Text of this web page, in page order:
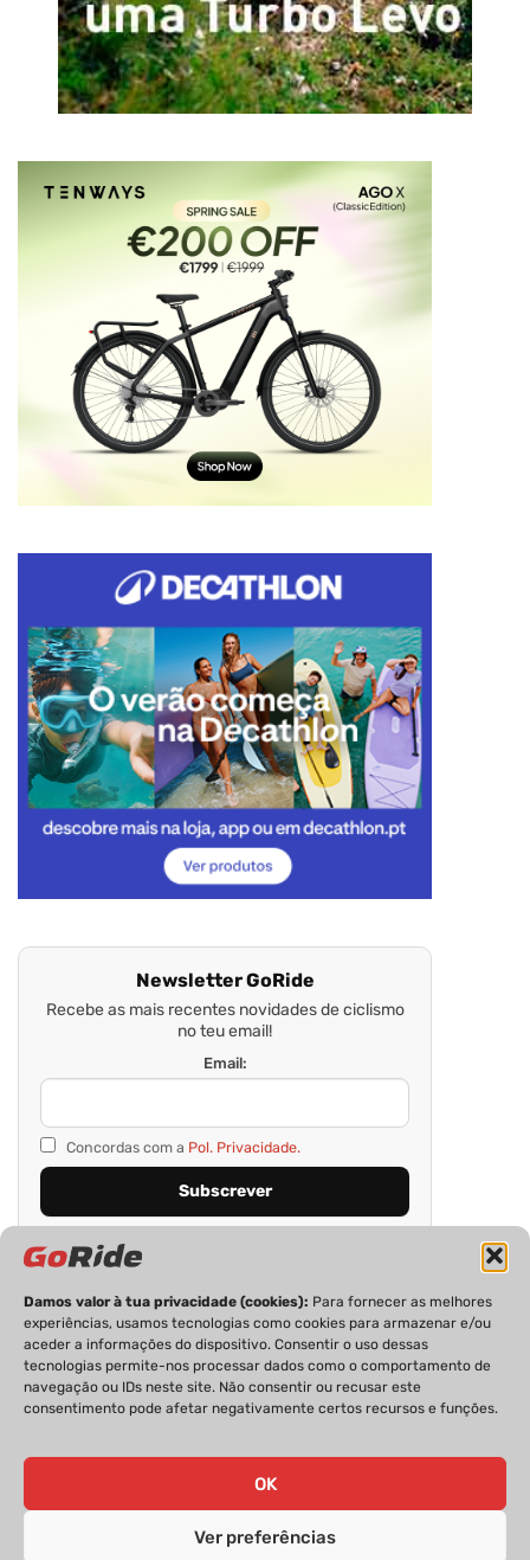
Damos valor à tua privacidade (cookies): Para fornecer as melhores
experiências, usamos tecnologias como cookies para armazenar e/ou
aceder a informações do dispositivo. Consentir o uso dessas
tecnologias permite-nos processar dados como o comportamento de
navegação ou IDs neste site. Não consentir ou recusar este
consentimento pode afetar negativamente certos recursos e funções.
OK
Ver preferências
Newsletter GoRide
Recebe as mais recentes novidades de ciclismo
no teu email!
Email:
Concordas com a Pol. Privacidade.
PRIVACIDADE FICHA TÉCNICA
ESTATUTO EDITORIAL